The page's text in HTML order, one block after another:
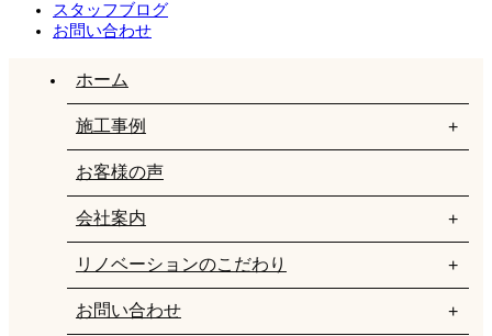
スタッフブログ
お問い合わせ
ホーム
施工事例
お客様の声
会社案内
リノベーションのこだわり
お問い合わせ